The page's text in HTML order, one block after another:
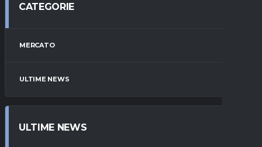
CATEGORIE
MERCATO
ULTIME NEWS
ULTIME NEWS